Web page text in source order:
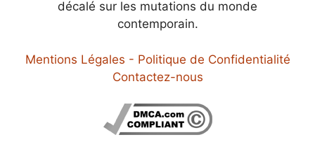
décalé sur les mutations du monde
contemporain.
Mentions Légales - Politique de Confidentialité
Contactez-nous